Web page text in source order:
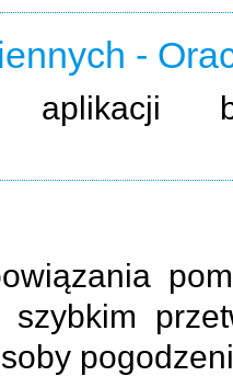
-
aplikacji
szybkim